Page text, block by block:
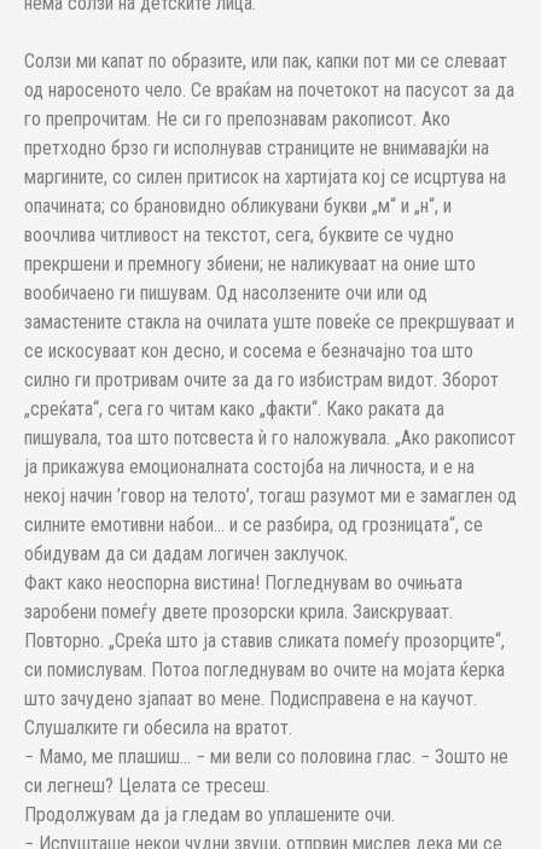
Солзи ми капат по образите, или пак, капки пот ми се слеваат
од наросеното чело. Се враќам на почетокот на пасусот за да
го препрочитам. Не си го препознавам ракописот. Ако
претходно брзо ги исполнував страниците не внимавајќи на
маргините, со силен притисок на хартијата кој се исцртува на
опачината; со брановидно обликувани букви „м“ и „н“, и
воочлива читливост на текстот, сега, буквите се чудно
прекршени и премногу збиени; не наликуваат на оние што
вообичаено ги пишувам. Од насолзените очи или од
замастените стакла на очилата уште повеќе се прекршуваат и
се искосуваат кон десно, и сосема е безначајно тоа што
силно ги протривам очите за да го избистрам видот. Зборот
„среќата“, сега го читам како „факти“. Како раката да
пишувала, тоа што потсвеста ѝ го наложувала. „Ако ракописот
ја прикажува емоционалната состојба на личноста, и е на
некој начин ’говор на телото’, тогаш разумот ми е замаглен од
силните емотивни набои... и се разбира, од грозницата“, се
обидувам да си дадам логичен заклучок.
Факт како неоспорна вистина! Погледнувам во очињата
заробени помеѓу двете прозорски крила. Заискруваат.
Повторно. „Среќа што ја ставив сликата помеѓу прозорците“,
си помислувам. Потоа погледнувам во очите на мојата ќерка
што зачудено зјапаат во мене. Подисправена е на каучот.
Слушалките ги обесила на вратот.
− Мамо, ме плашиш... − ми вели со половина глас. − Зошто не
си легнеш? Целата се тресеш.
Продолжувам да ја гледам во уплашените очи.
− Испушташе некои чудни звуци, отпрвин мислев дека ми се